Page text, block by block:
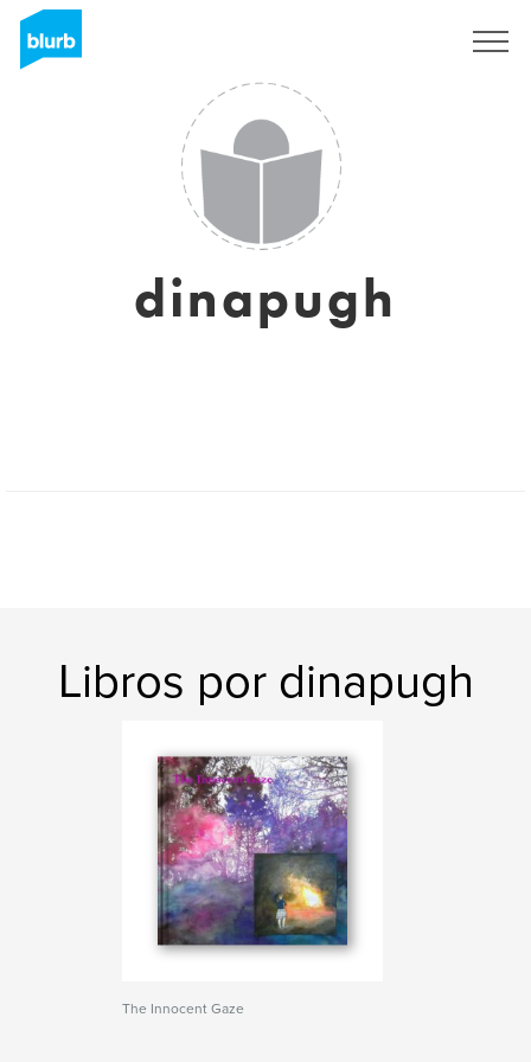
dinapugh
Libros por dinapugh
The Innocent Gaze